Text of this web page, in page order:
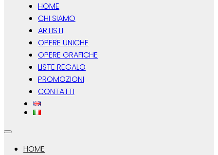
HOME
CHI SIAMO
ARTISTI
OPERE UNICHE
OPERE GRAFICHE
LISTE REGALO
PROMOZIONI
CONTATTI
HOME